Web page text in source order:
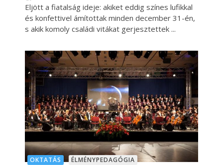
Eljött a fiatalság ideje: akiket eddig színes lufikkal
és konfettivel ámítottak minden december 31-én,
s akik komoly családi vitákat gerjesztettek
OKTATÁS ÉLMÉNYPEDAGÓGIA